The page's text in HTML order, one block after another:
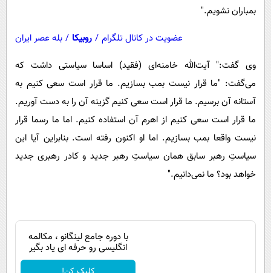
بمباران نشویم."
عضویت در کانال تلگرام / روبیکا / بله عصر ایران
وی گفت:" آیت‌الله خامنه‌ای (فقید) اساسا سیاستی داشت که
می‌گفت: "ما قرار نیست بمب بسازیم. ما قرار است سعی کنیم به
آستانه آن برسیم. ما قرار است سعی کنیم گزینه آن را به دست آوریم.
ما قرار است سعی کنیم از اهرم آن استفاده کنیم. اما ما رسما قرار
نیست واقعا بمب بسازیم. اما او اکنون رفته است. بنابراین آیا این
سیاستِ رهبر سابق همان سیاستِ رهبر جدید و کادر رهبری جدید
خواهد بود؟ ما نمی‌دانیم."
با دوره جامع لینگانو ، مکالمه
انگلیسی رو حرفه ای یاد بگیر